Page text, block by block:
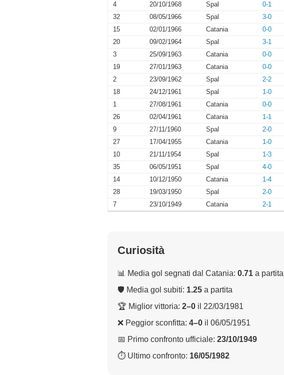
4
20/10/1968 Spal 0-1
32
08/05/1966 Spal 3-0
15
02/01/1966 Catania 0-0
20
09/02/1964 Spal 3-1
3
25/09/1963 Catania 0-0
19
27/01/1963 Catania 0-0
2
23/09/1962 Spal 2-2
18
24/12/1961 Spal 1-0
1
27/08/1961 Catania 0-0
26
02/04/1961 Catania 1-1
9
27/11/1960 Spal 2-0
27
17/04/1955 Catania 1-0
10
21/11/1954 Spal 1-3
35
06/05/1951 Spal 4-0
14
10/12/1950 Catania 1-4
28
19/03/1950 Spal 2-0
7
23/10/1949 Catania 2-1
Curiosità
📊 Media gol segnati dal Catania: 0.71 a partita
🛡 Media gol subiti: 1.25 a partita
🏆 Miglior vittoria: 2–0 il 22/03/1981
❌ Peggior sconfitta: 4–0 il 06/05/1951
📅 Primo confronto ufficiale: 23/10/1949
⏱ Ultimo confronto: 16/05/1982